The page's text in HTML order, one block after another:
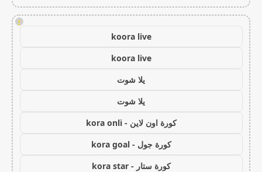
!
koora live
koora live
يلا شوت
يلا شوت
كورة اون لاين - kora onli
كورة جول - kora goal
كورة ستار - kora star